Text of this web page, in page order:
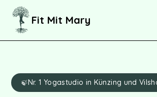
Fit Mit Mary
WhatsApp Instagram
🍃Nr. 1 Yogastudio in Künzing und